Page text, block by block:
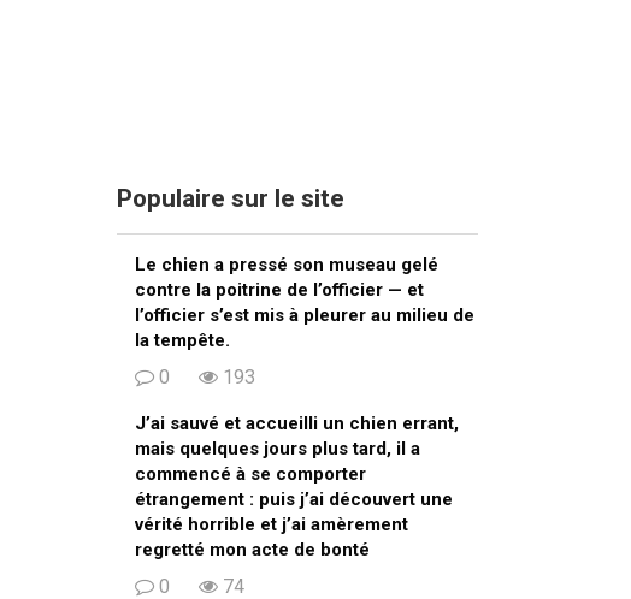
Populaire sur le site
Le chien a pressé son museau gelé
contre la poitrine de l’officier — et
l’officier s’est mis à pleurer au milieu de
la tempête.
0 193
J’ai sauvé et accueilli un chien errant,
mais quelques jours plus tard, il a
commencé à se comporter
étrangement : puis j’ai découvert une
vérité horrible et j’ai amèrement
regretté mon acte de bonté
0 74